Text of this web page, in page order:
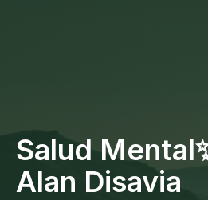
Salud
Alan Disavia